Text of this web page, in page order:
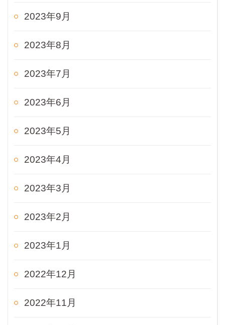
2023年9月
2023年8月
2023年7月
2023年6月
2023年5月
2023年4月
2023年3月
2023年2月
2023年1月
2022年12月
2022年11月